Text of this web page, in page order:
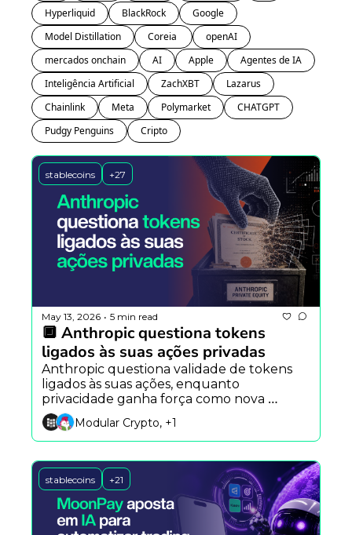
Hyperliquid
BlackRock
Google
Model Distillation
openAI
mercados onchain
AI Apple
Agentes de IA
Inteligência Artificial
ZachXBT
Lazarus
Chainlink
Meta Polymarket
CHATGPT
Pudgy Penguins
Cripto
stablecoins +27
May 13, 2026 • 5 min read
🔲 Anthropic questiona tokens
ligados às suas ações privadas
Anthropic questiona validade de tokens
ligados às suas ações, enquanto
privacidade ganha força como nova
narrativa do mercado cripto e o primeiro
ETF de Hyperliquid estreia com forte
volume.
Modular Crypto, +1
stablecoins +21